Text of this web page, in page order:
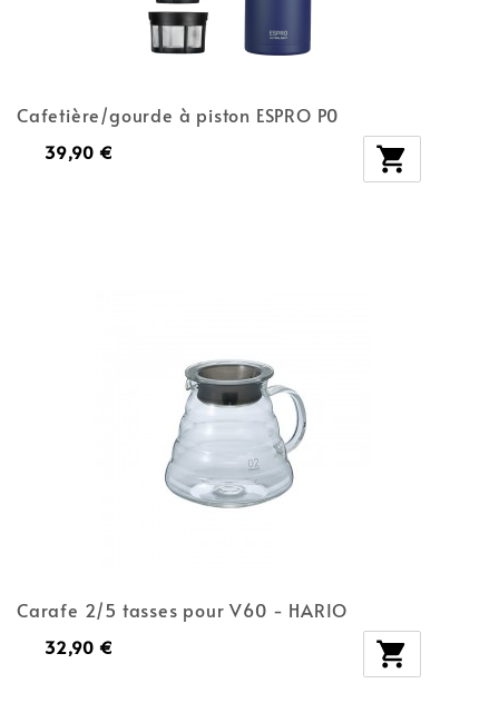
Cafetière/gourde à piston ESPRO P0
39,90 € 
Carafe 2/5 tasses pour V60 - HARIO
32,90 € 